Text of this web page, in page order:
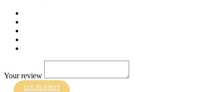
Your review
LOGIN FIRST